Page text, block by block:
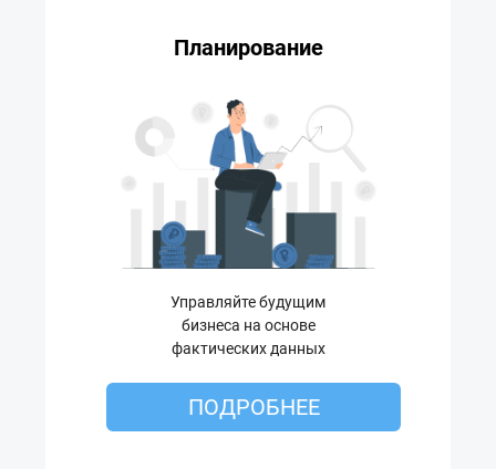
Планирование
Управляйте будущим
бизнеса на основе
фактических данных
ПОДРОБНЕЕ